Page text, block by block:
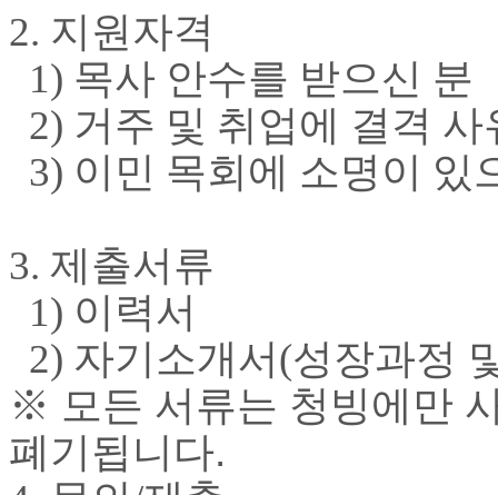
브
약
아
탑-
구
입
발
2. 지원자격
1) 목사 안수를 받으신 분
2) 거주 및 취업에 결격
3) 이민 목회에 소명이 있
3. 제출서류
1) 이력서
2) 자기소개서 (성장과정
※ 모든 서류는 청빙에만
폐기됩니다.